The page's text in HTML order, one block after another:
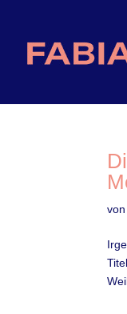
von